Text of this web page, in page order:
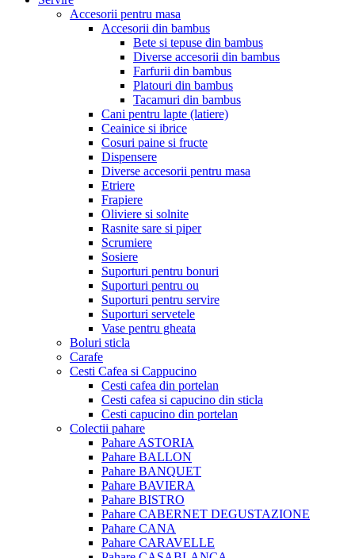
Accesorii pentru masa
Accesorii din bambus
Bete si tepuse din bambus
Diverse accesorii din bambus
Farfurii din bambus
Platouri din bambus
Tacamuri din bambus
Cani pentru lapte (latiere)
Ceainice si ibrice
Cosuri paine si fructe
Dispensere
Diverse accesorii pentru masa
Etriere
Frapiere
Oliviere si solnite
Rasnite sare si piper
Scrumiere
Sosiere
Suporturi pentru bonuri
Suporturi pentru ou
Suporturi pentru servire
Suporturi servetele
Vase pentru gheata
Boluri sticla
Carafe
Cesti Cafea si Cappucino
Cesti cafea din portelan
Cesti cafea si capucino din sticla
Cesti capucino din portelan
Colectii pahare
Pahare ASTORIA
Pahare BALLON
Pahare BANQUET
Pahare BAVIERA
Pahare BISTRO
Pahare CABERNET DEGUSTAZIONE
Pahare CANA
Pahare CARAVELLE